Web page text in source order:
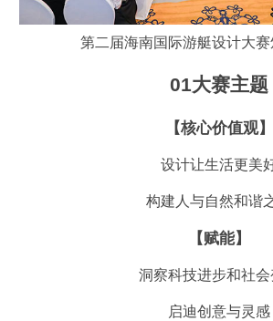
第二届海南国际游艇设计大
01大赛主题
【核心价值观】
设计让生活更美
构建人与自然和谐
【赋能】
洞察科技进步和社
启迪创意与灵感